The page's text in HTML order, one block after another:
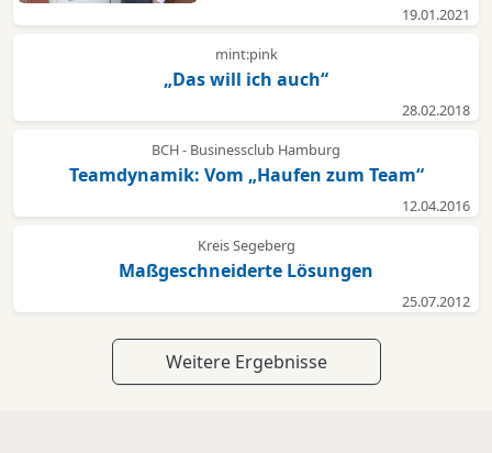
19.01.2021
mint:pink
„Das will ich auch“
28.02.2018
BCH - Businessclub Hamburg
Teamdynamik: Vom „Haufen zum Team“
12.04.2016
Kreis Segeberg
Maßgeschneiderte Lösungen
25.07.2012
Weitere Ergebnisse